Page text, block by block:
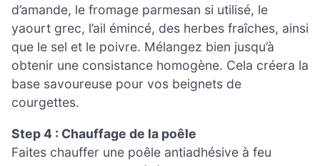
d’amande, le fromage parmesan si utilisé, le
yaourt grec, l’ail émincé, des herbes fraîches, ainsi
que le sel et le poivre. Mélangez bien jusqu’à
obtenir une consistance homogène. Cela créera la
base savoureuse pour vos beignets de
courgettes.
Step 4 : Chauffage de la poêle
Faites chauffer une poêle antiadhésive à feu